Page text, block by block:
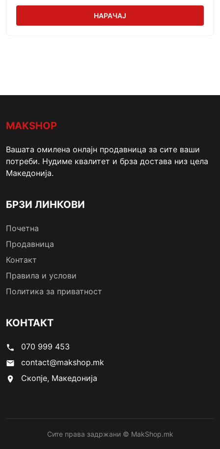
НАРАЧАЈ
MAKSHOP
Вашата омилена онлајн продавница за сите ваши
потреби. Нудиме квалитет и брза достава низ цела
Македонија.
БРЗИ ЛИНКОВИ
Почетна
Продавница
Контакт
Правила и услови
Политика за приватност
КОНТАКТ
phone 070 999 453
email contact@makshop.mk
location_on Скопје, Македонија
Сите права задржани © MakShop.mk